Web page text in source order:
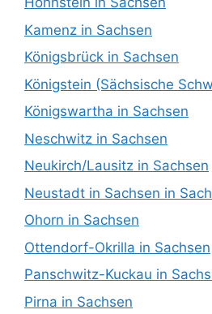
Kamenz in Sachsen
Königsbrück in Sachsen
Königstein (Sächsische
Königswartha in Sachsen
Neschwitz in Sachsen
Neukirch/Lausitz in Sachsen
Neustadt in Sachsen in
Ohorn in Sachsen
Ottendorf-Okrilla in Sachsen
Panschwitz-Kuckau in
Pirna in Sachsen